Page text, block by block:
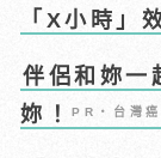
「X小時」
伴侶和妳一
妳！PR・台灣